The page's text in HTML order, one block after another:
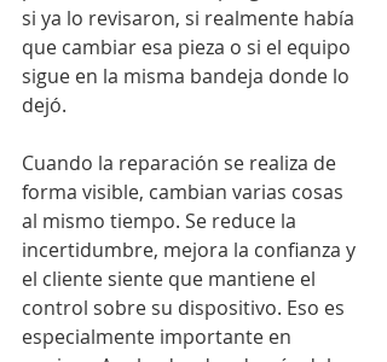
si ya lo revisaron, si realmente había
que cambiar esa pieza o si el equipo
sigue en la misma bandeja donde lo
dejó.
Cuando la reparación se realiza de
forma visible, cambian varias cosas
al mismo tiempo. Se reduce la
incertidumbre, mejora la confianza y
el cliente siente que mantiene el
control sobre su dispositivo. Eso es
especialmente importante en